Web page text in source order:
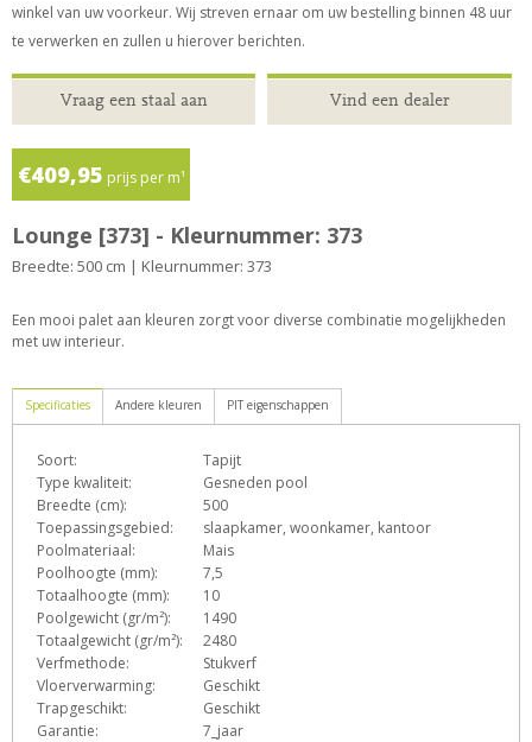
winkel van uw voorkeur. Wij streven ernaar om uw bestelling binnen 48 uur
te verwerken en zullen u hierover berichten.
Vraag een staal aan Vind een dealer
€409,95 prijs per m¹
Lounge [373] - Kleurnummer: 373
Breedte: 500 cm | Kleurnummer: 373
Een mooi palet aan kleuren zorgt voor diverse combinatie mogelijkheden
met uw interieur.
Specificaties
Soort:
Tapijt
Type kwaliteit:
Gesneden pool
Breedte (cm):
500
Toepassingsgebied:
slaapkamer, woonkamer, kantoor
Poolmateriaal:
Mais
Poolhoogte (mm):
7,5
Totaalhoogte (mm):
10
Poolgewicht (gr/m²):
1490
Totaalgewicht (gr/m²):
2480
Verfmethode:
Stukverf
Vloerverwarming:
Geschikt
Trapgeschikt:
Geschikt
Garantie:
7_jaar
Andere kleuren PIT eigenschappen
D eG h
opqs